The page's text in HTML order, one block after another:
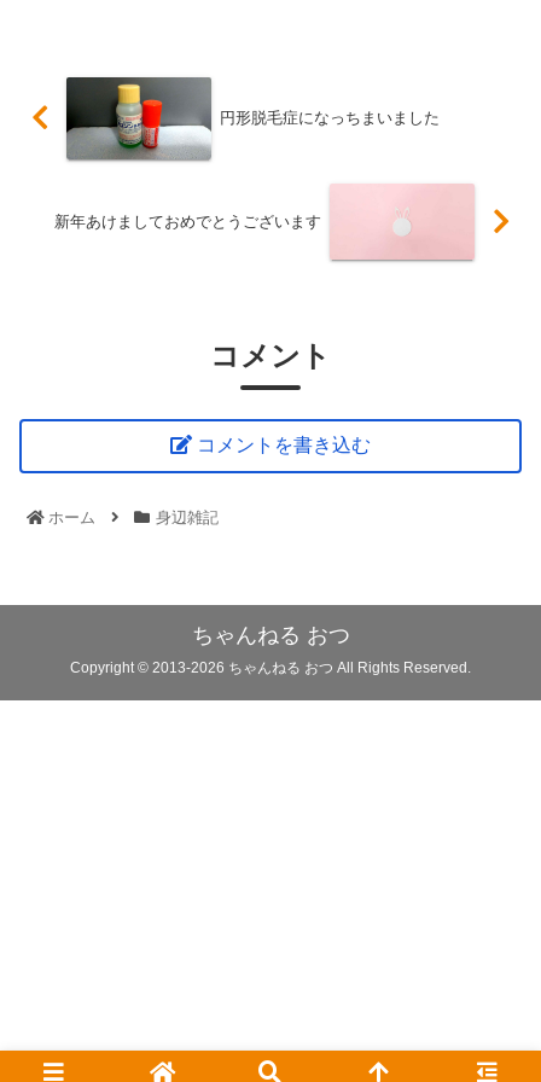
円形脱毛症になっちまいました
新年あけましておめでとうございます
コメント
コメントを書き込む
ホーム 身辺雑記
ちゃんねる おつ
Copyright © 2013-2026 ちゃんねる おつ All Rights Reserved.